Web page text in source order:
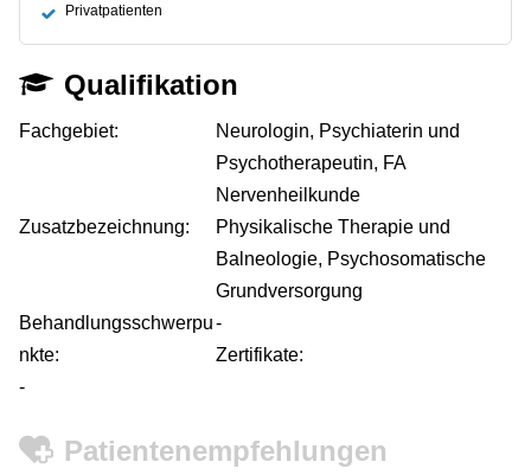
Privatpatienten
Qualifikation
Fachgebiet:
Neurologin, Psychiaterin und
Psychotherapeutin, FA
Nervenheilkunde
Zusatzbezeichnung:
Physikalische Therapie und
Balneologie, Psychosomatische
Grundversorgung
Behandlungsschwerpu
nkte:
-
Zertifikate:
-
Patientenempfehlungen